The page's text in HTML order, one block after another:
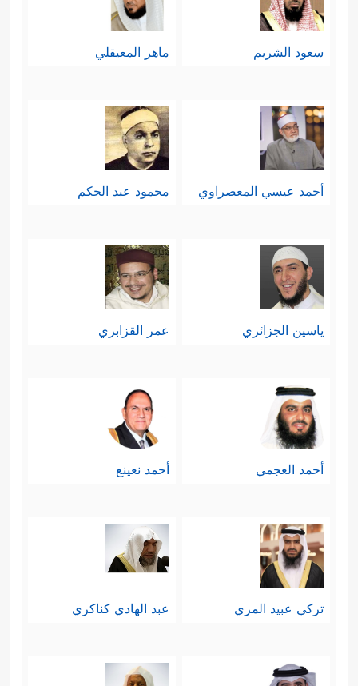
سعود الشريم ماهر المعيقلي
أحمد عيسي المعصراوي محمود عبد الحكم
ياسين الجزائري عمر القزابري
أحمد العجمي أحمد نعينع
تركي عبيد المري عبد الهادي كناكري